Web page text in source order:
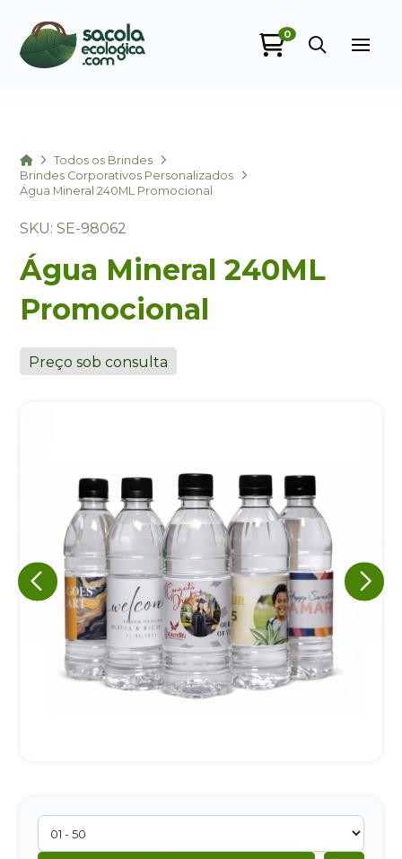
0
HomeTodos os Brindes
Brindes Corporativos Personalizados
Água Mineral 240ML Promocional
SKU: SE-98062
Água Mineral 240ML
Promocional
Preço sob consulta
Eu concordo em receber comunicações.
A nossa empresa está comprometida a proteger e respeitar
sua privacidade, utilizaremos seus dados apenas para fins
de marketing. Você pode alterar suas preferências a
qualquer momento.
Iniciar conversa